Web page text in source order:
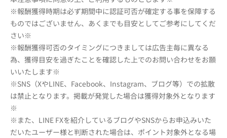
※報酬獲得時期は必ず期間中に認証可否が確定する事を保障する
ものではございません、あくまでも目安としてご参考にしてくだ
さい※
※報酬獲得可否のタイミングにつきましては広告主毎に異なる
為、獲得目安を過ぎたことを確認した上でのお問い合わせをお願
いいたします※
※SNS（XやLINE、Facebook、Instagram、ブログ等）での拡散
は禁止となります。掲載が発覚した場合は獲得対象外となります
※
※また、LINE FXを紹介しているブログやSNSからお申込みいた
だいたユーザー様と判断された場合は、ポイント対象外となる場